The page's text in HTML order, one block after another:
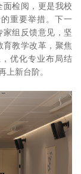
检阅，更是我校
重要举措。下一
组反馈意见，坚
教学改革，聚焦
优化专业布局结
上新台阶。